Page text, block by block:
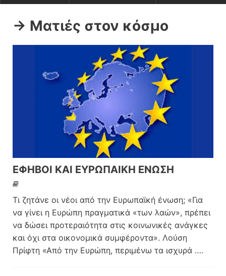
-> Ματιές στον κόσμο
ΕΦΗΒΟΙ ΚΑΙ ΕΥΡΩΠΑΙΚΗ ΕΝΩΣΗ
Τι ζητάνε οι νέοι από την Ευρωπαϊκή ένωση; «Για
να γίνει η Ευρώπη πραγματικά «των λαών», πρέπει
να δώσει προτεραιότητα στις κοινωνικές ανάγκες
και όχι στα οικονομικά συμφέροντα». Λούση
Πρίφτη «Από την Ευρώπη, περιμένω τα ισχυρά ….